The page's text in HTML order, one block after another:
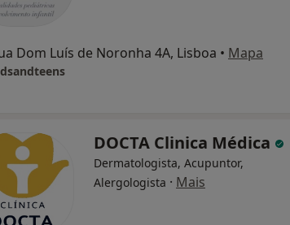
Dom Luís de Noronha 4A, Lisboa • Mapa
DOCTA Clinica Médica
Dermatologista, Acupuntor,
Alergologista · Mais